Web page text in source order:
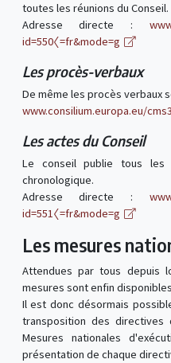
toutes les réunions du Conseil.
Adresse directe :
id=550〈=fr&mode=g
Les procès-verbaux
De même les procès verbaux
www.consilium.europa.eu/
Les actes du Conseil
Le conseil publie tous les
chronologique.
Adresse directe :
id=551〈=fr&mode=g
Les mesures
Attendues par tous depuis
mesures sont enfin
Il est donc désormais
transposition des directives
Mesures nationales
présentation de chaque